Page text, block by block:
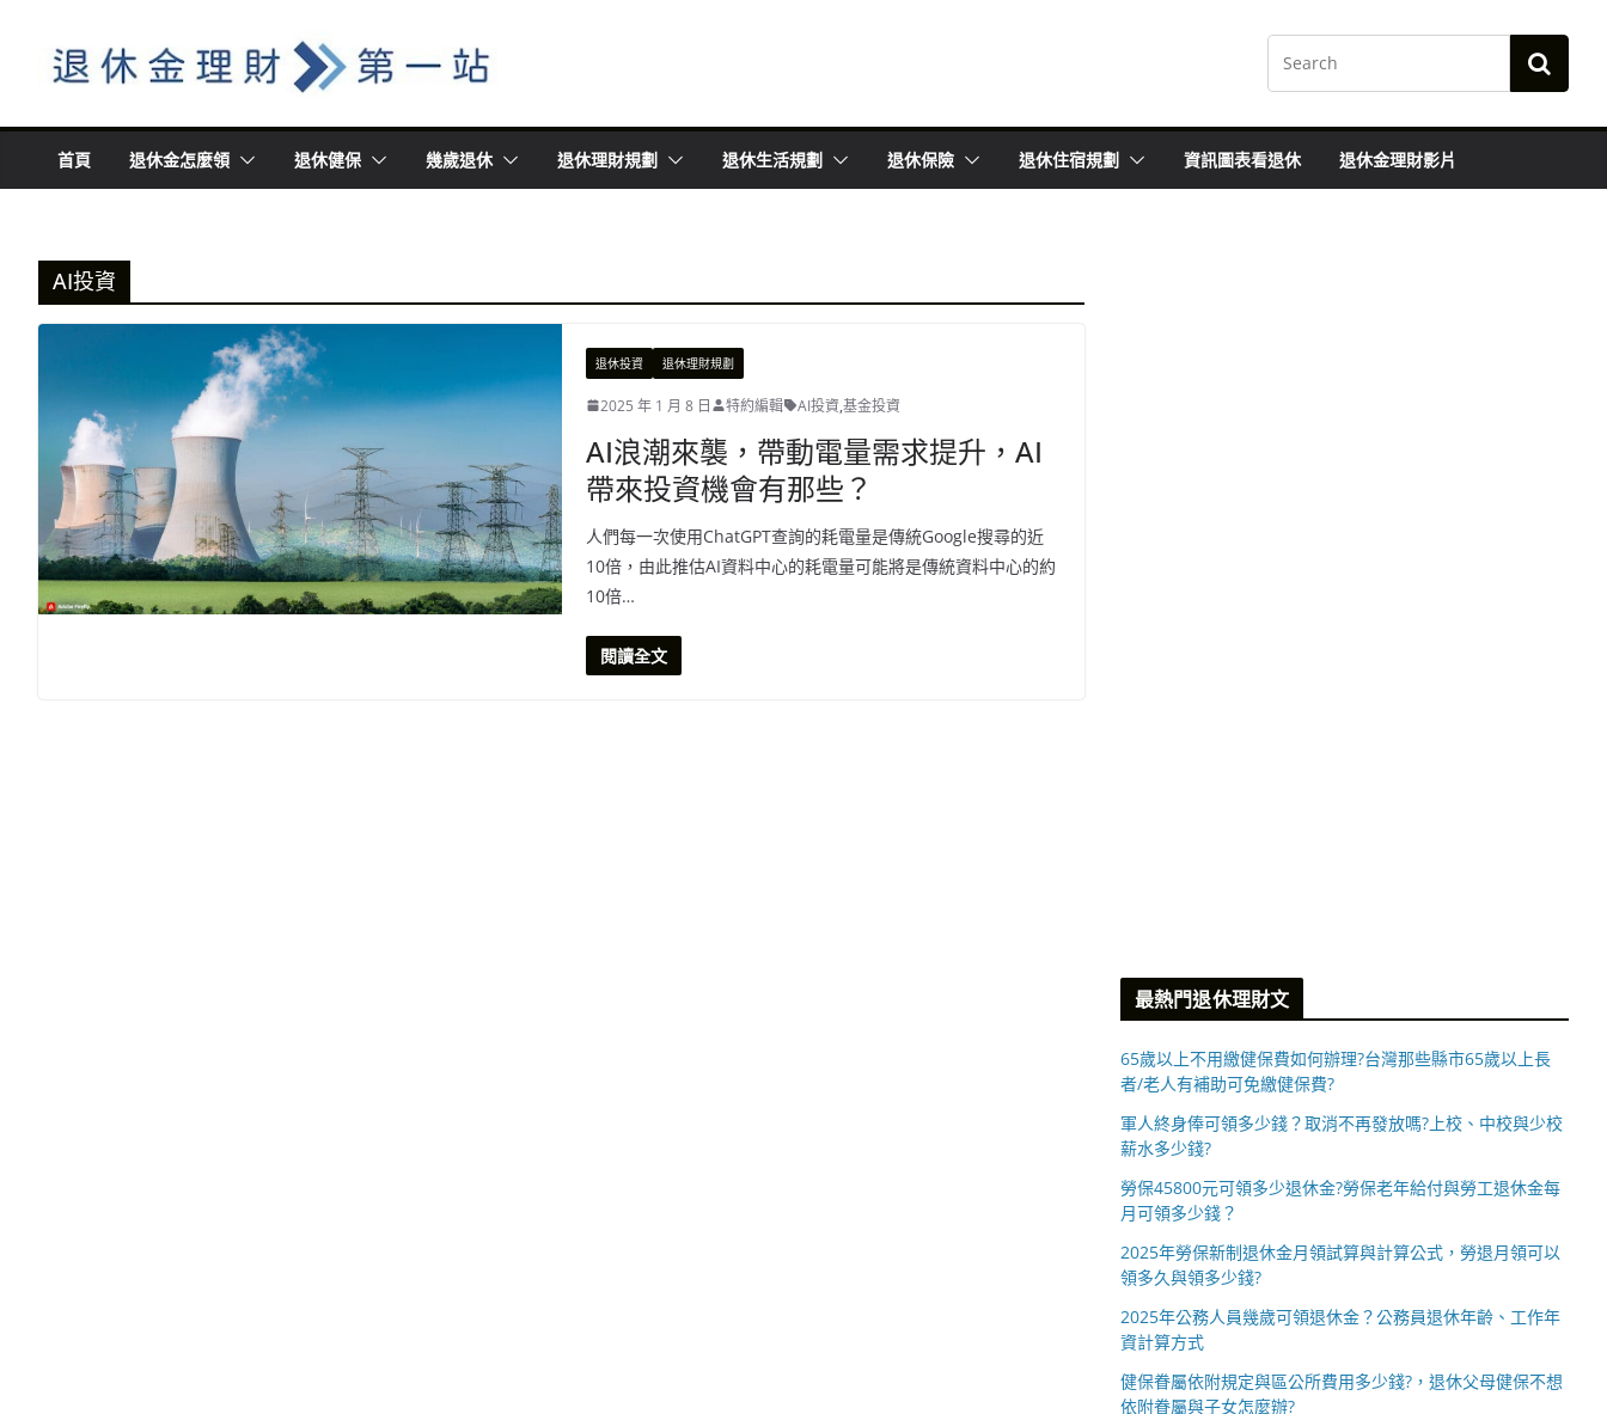
content
首頁 退休金怎麼領 退休健保 幾歲退休 退休理財規劃 退休生活規劃 退休保險 退休住宿規劃 資訊圖表看退休 退休金理財影片
AI投資
退休投資 退休理財規劃
2025 年 1 月 8 日 特約編輯 AI投資,基金投資
AI浪潮來襲，帶動電量需求提升，AI
帶來投資機會有那些？
人們每一次使用ChatGPT查詢的耗電量是傳統Google搜尋的近
10倍，由此推估AI資料中心的耗電量可能將是傳統資料中心的約
10倍…
閱讀全文
最熱門退休理財文
65歲以上不用繳健保費如何辦理?台灣那些縣市65歲以上長
者/老人有補助可免繳健保費?
軍人終身俸可領多少錢？取消不再發放嗎?上校、中校與少校
薪水多少錢?
勞保45800元可領多少退休金?勞保老年給付與勞工退休金每
月可領多少錢？
2025年勞保新制退休金月領試算與計算公式，勞退月領可以
領多久與領多少錢?
2025年公務人員幾歲可領退休金？公務員退休年齡、工作年
資計算方式
健保眷屬依附規定與區公所費用多少錢?，退休父母健保不想
依附眷屬與子女怎麼辦?